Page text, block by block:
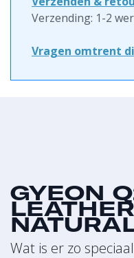
Verzending: 1-2
Vragen omtrent
GYEON
Wat is er zo